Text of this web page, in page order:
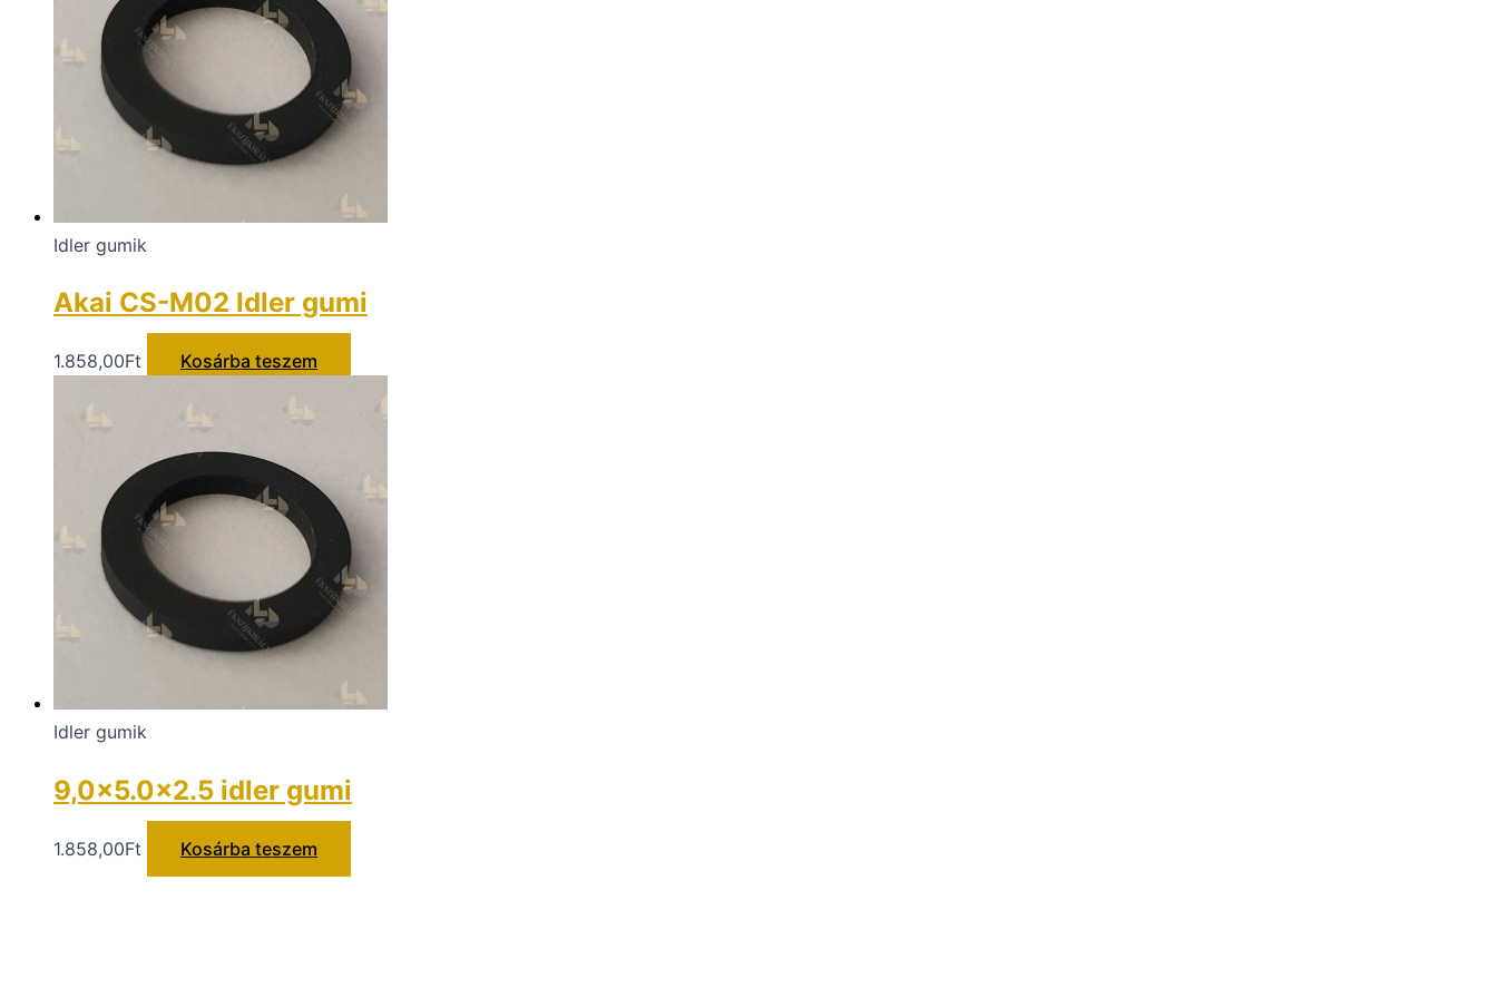
Idler gumik
Akai CS-M02 Idler gumi
1.858,00Ft Kosárba teszem
Idler gumik
9,0×5.0x2.5 idler gumi
1.858,00Ft Kosárba teszem